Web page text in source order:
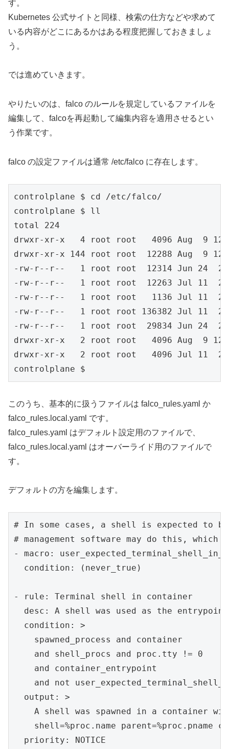
す。
Kubernetes 公式サイトと同様、検索の仕方などや求めて
いる内容がどこにあるかはある程度把握しておきましょ
う。
では進めていきます。
やりたいのは、falco のルールを規定しているファイルを
編集して、falcoを再起動して編集内容を適用させるとい
う作業です。
falco の設定ファイルは通常 /etc/falco に存在します。
controlplane $ cd /etc/falco/
controlplane $ ll
total 224
drwxr-xr-x   4 root root   4096 Aug  9
drwxr-xr-x 144 root root  12288 Aug  9
-rw-r--r--   1 root root  12314 Jun 24
-rw-r--r--   1 root root  12263 Jul 11
-rw-r--r--   1 root root   1136 Jul 11
-rw-r--r--   1 root root 136382 Jul 11
-rw-r--r--   1 root root  29834 Jun 24
drwxr-xr-x   2 root root   4096 Aug  9
drwxr-xr-x   2 root root   4096 Jul 11
controlplane $
このうち、基本的に扱うファイルは falco_rules.yaml か
falco_rules.local.yaml です。
falco_rules.yaml はデフォルト設定用のファイルで、
falco_rules.local.yaml はオーバーライド用のファイルで
す。
デフォルトの方を編集します。
# In some cases, a shell is expected to
# management software may do this, which
- macro:
  condition: (never_true)
- rule: Terminal shell in container
desc: A shell was used as the
  condition: >
    spawned_process and container
    and shell_procs and proc.tty != 0
    and container_entrypoint
and not
  output: >
A shell was spawned in a container
shell=%proc.name parent=%proc.pname
  priority: NOTICE